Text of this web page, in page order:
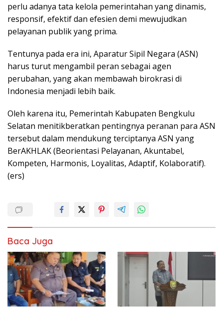
perlu adanya tata kelola pemerintahan yang dinamis,
responsif, efektif dan efesien demi mewujudkan
pelayanan publik yang prima.
Tentunya pada era ini, Aparatur Sipil Negara (ASN)
harus turut mengambil peran sebagai agen
perubahan, yang akan membawah birokrasi di
Indonesia menjadi lebih baik.
Oleh karena itu, Pemerintah Kabupaten Bengkulu
Selatan menitikberatkan pentingnya peranan para ASN
tersebut dalam mendukung terciptanya ASN yang
BerAKHLAK (Beorientasi Pelayanan, Akuntabel,
Kompeten, Harmonis, Loyalitas, Adaptif, Kolaboratif).
(ers)
Baca Juga